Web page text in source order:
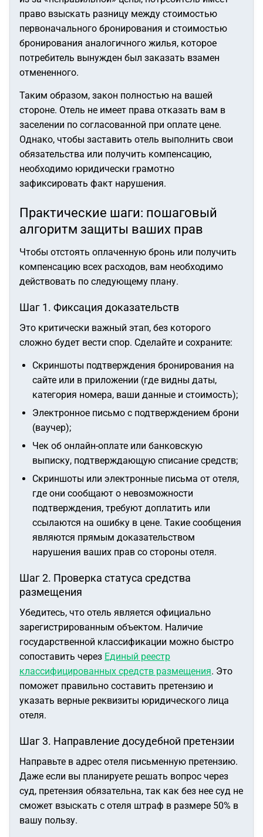
право взыскать разницу между стоимостью
первоначального бронирования и стоимостью
бронирования аналогичного жилья, которое
потребитель вынужден был заказать взамен
отмененного.
Таким образом, закон полностью на вашей
стороне. Отель не имеет права отказать вам в
заселении по согласованной при оплате цене.
Однако, чтобы заставить отель выполнить свои
обязательства или получить компенсацию,
необходимо юридически грамотно
зафиксировать факт нарушения.
Практические шаги: пошаговый
алгоритм защиты ваших прав
Чтобы отстоять оплаченную бронь или получить
компенсацию всех расходов, вам необходимо
действовать по следующему плану.
Шаг 1. Фиксация доказательств
Это критически важный этап, без которого
сложно будет вести спор. Сделайте и сохраните:
Скриншоты подтверждения бронирования на
сайте или в приложении (где видны даты,
категория номера, ваши данные и стоимость);
Электронное письмо с подтверждением брони
(ваучер);
Чек об онлайн-оплате или банковскую
выписку, подтверждающую списание средств;
Скриншоты или электронные письма от отеля,
где они сообщают о невозможности
подтверждения, требуют доплатить или
ссылаются на ошибку в цене. Такие сообщения
являются прямым доказательством
нарушения ваших прав со стороны отеля.
Шаг 2. Проверка статуса средства
размещения
Убедитесь, что отель является официально
зарегистрированным объектом. Наличие
государственной классификации можно быстро
сопоставить через Единый реестр
классифицированных средств размещения. Это
поможет правильно составить претензию и
указать верные реквизиты юридического лица
отеля.
Шаг 3. Направление досудебной претензии
Направьте в адрес отеля письменную претензию.
Даже если вы планируете решать вопрос через
суд, претензия обязательна, так как без нее суд не
сможет взыскать с отеля штраф в размере 50% в
вашу пользу.